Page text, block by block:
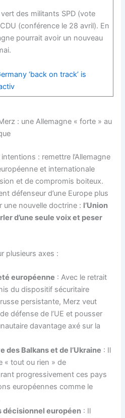
des militants SPD (vote
(conférence le 28 avril). En
pourrait avoir un nouveau
‘back on track’ is
: une Allemagne « forte » au
: remettre l’Allemagne
et internationale
et de compromis boiteux.
défenseur d’une Europe plus
une nouvelle doctrine : l’Union
d’une seule voix et peser
plusieurs axes :
européenne : Avec le retrait
du dispositif sécuritaire
persistante, Merz veut
défense de l’UE et pousser
davantage axé sur la
Balkans et de l’Ukraine : Il
« tout ou rien » de
progressivement ces pays
européennes comme le
décisionnel européen : Il